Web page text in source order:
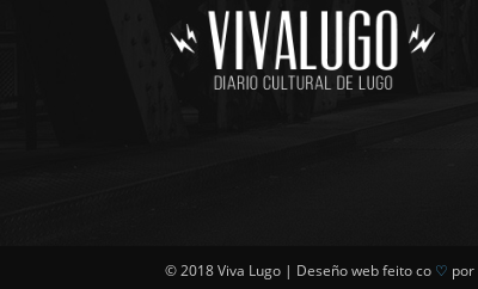
© 2018 Viva Lugo | Deseño web feito co ♡ por